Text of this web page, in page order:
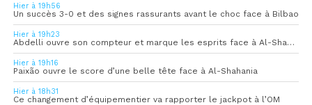
Hier à 19h56
Un succès 3-0 et des signes rassurants avant le choc face à Bilbao
Hier à 19h23
Abdelli ouvre son compteur et marque les esprits face à Al-Shahania
Hier à 19h16
Paixão ouvre le score d’une belle tête face à Al-Shahania
Hier à 18h31
Ce changement d’équipementier va rapporter le jackpot à l’OM